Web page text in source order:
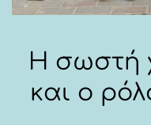
Η σωστή
και ο